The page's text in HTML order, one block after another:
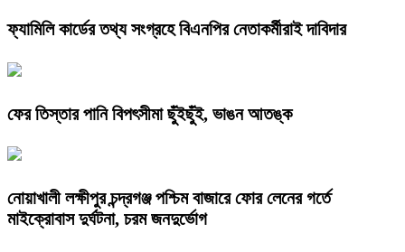
ফ্যামিলি কার্ডের তথ্য সংগ্রহে বিএনপির নেতাকর্মীরাই দাবিদার
ফের তিস্তার পানি বিপৎসীমা ছুঁইছুঁই, ভাঙন আতঙ্ক
নোয়াখালী লক্ষীপুর চন্দ্রগঞ্জ পশ্চিম বাজারে ফোর লেনের গর্তে
মাইক্রোবাস দুর্ঘটনা, চরম জনদুর্ভোগ